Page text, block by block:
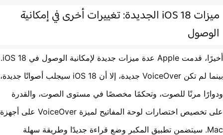
ميزات iOS 18 الجديدة: تغييرات أخرى في إمكانية
أخيرًا، قدمت Apple عدة ميزات جديدة لإمكانية الوصول في iOS 18.
بينما لم تكن VoiceOver جديدة، إلا أن iOS 18 سيجلب أصواتًا جديدة،
مرنًا للصوت، وتحكمًا مخصصًا في مستوى الصوت، والقدرة
على تخصيص اختصارات لوحة المفاتيح لميزة VoiceOver على أجهزة
Mac. سيتضمن تطبيق المكبر وضع قراءة جديدًا وطريقة سهلة